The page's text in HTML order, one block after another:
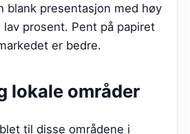
blank presentasjon med høy
prosent. Pent på papiret
er bedre.
lokale områder
til disse områdene i